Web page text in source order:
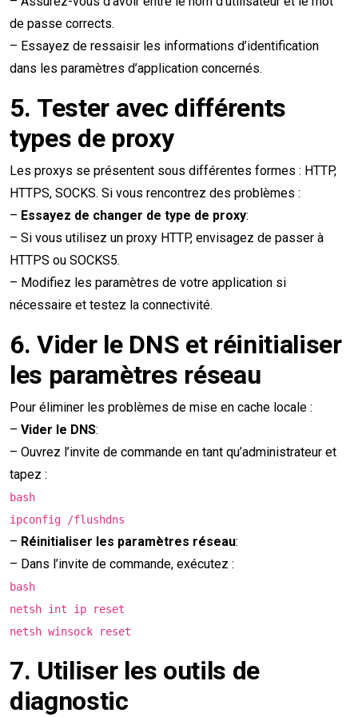
de passe corrects.
– Essayez de ressaisir les informations d’identification
dans les paramètres d’application concernés.
5. Tester avec différents
types de proxy
Les proxys se présentent sous différentes formes : HTTP,
HTTPS, SOCKS. Si vous rencontrez des problèmes :
– Essayez de changer de type de proxy:
– Si vous utilisez un proxy HTTP, envisagez de passer à
HTTPS ou SOCKS5.
– Modifiez les paramètres de votre application si
nécessaire et testez la connectivité.
6.Vider le DNS et réinitialiser
les paramètres réseau
Pour éliminer les problèmes de mise en cache locale :
– Vider le DNS:
– Ouvrez l’invite de commande en tant qu’administrateur et
tapez :
bash
ipconfig /flushdns
– Réinitialiser les paramètres réseau:
– Dans l’invite de commande, exécutez :
bash
netsh int ip reset
netsh winsock reset
7. Utiliser les outils de
diagnostic